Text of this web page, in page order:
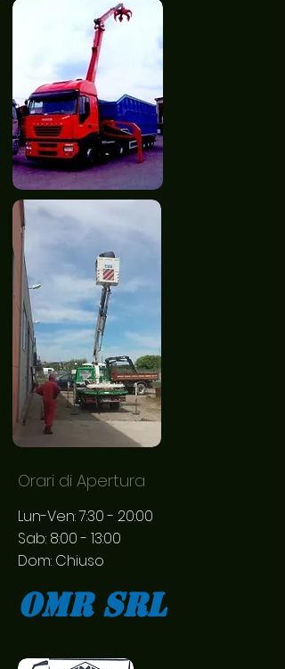
Orari di Apertura
Lun-Ven: 7:30 - 20:00
Sab: 8:00 - 13:00
Dom: Chiuso
Omr srl